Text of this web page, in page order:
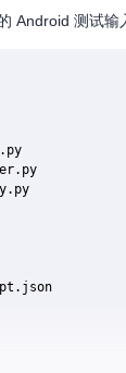
Android 测试输